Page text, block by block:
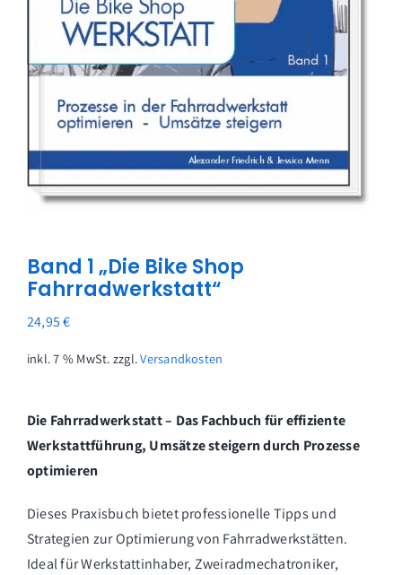
Warenkorb
Band 1 „Die Bike Shop
Fahrradwerkstatt“
24,95€
inkl. 7 % MwSt. zzgl.Versandkosten
Die Fahrradwerkstatt – Das Fachbuch für effiziente
Werkstattführung, Umsätze steigern durch Prozesse
optimieren
Dieses Praxisbuch bietet professionelle Tipps und
Strategien zur Optimierung von Fahrradwerkstätten.
Ideal für Werkstattinhaber, Zweiradmechatroniker,